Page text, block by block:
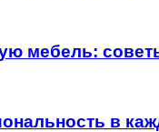
мебель:
в